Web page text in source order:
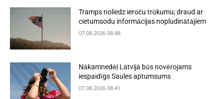
Tramps noliedz ieroču trūkumu; draud ar
cietumsodu informācijas nopludinātājiem
07.08.2026 08:48
Nākamnedēļ Latvijā būs novērojams
iespaidīgs Saules aptumsums
07.08.2026 08:41